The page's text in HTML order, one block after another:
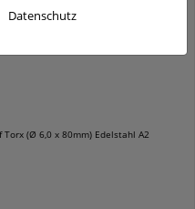
x 200mm, SW 7) DIN 6923 + EPDM
(Ø 6,0 x 80mm) Edelstahl A2
Datenschutz